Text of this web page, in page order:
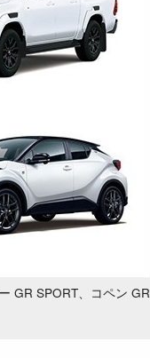
GR SPORT、コペン GR